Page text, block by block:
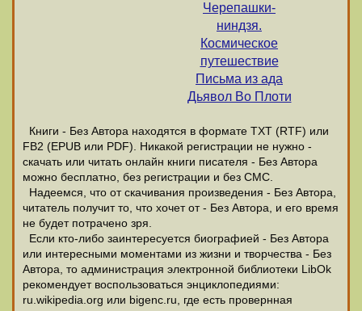
Черепашки-
ниндзя.
Космическое
путешествие
Письма из ада
Дьявол Во Плоти
Книги - Без Автора находятся в формате ТХТ (RTF) или
FB2 (EPUB или PDF). Никакой регистрации не нужно -
скачать или читать онлайн книги писателя - Без Автора
можно бесплатно, без регистрации и без СМС.
Надеемся, что от скачивания произведения - Без Автора,
читатель получит то, что хочет от - Без Автора, и его время
не будет потрачено зря.
Если кто-либо заинтересуется биографией - Без Автора
или интересными моментами из жизни и творчества - Без
Автора, то администрация электронной библиотеки LibOk
рекомендует воспользоваться энциклопедиями:
ru.wikipedia.org или bigenc.ru, где есть провернная